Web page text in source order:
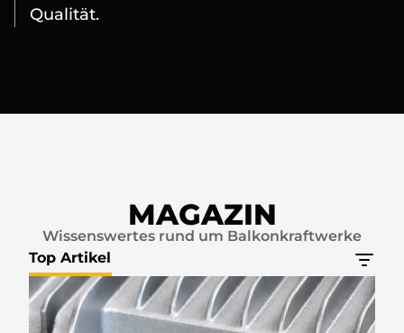
Qualität.
MAGAZIN
Wissenswertes rund um Balkonkraftwerke
Top Artikel